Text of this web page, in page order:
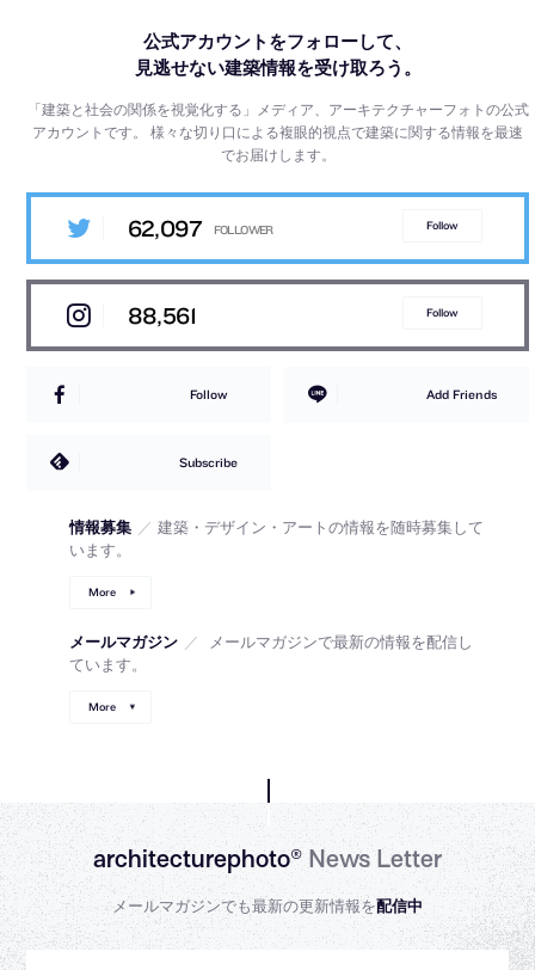
公式アカウントをフォローして、
見逃せない建築情報を受け取ろう。
「建築と社会の関係を視覚化する」メディア、アーキテクチャーフォトの公式
アカウントです。様々な切り口による複眼的視点で建築に関する情報を最速
でお届けします。
62,097 Follow
88,561 Follow
Follow Add Friends
Subscribe
情報募集 ／ 建築・デザイン・アートの情報を随時募集して
います。
More
メールマガジン ／
メールマガジンで最新の情報を配信し
ています。
More
architecturephoto®News Letter
メールマガジンでも最新の更新情報を配信中